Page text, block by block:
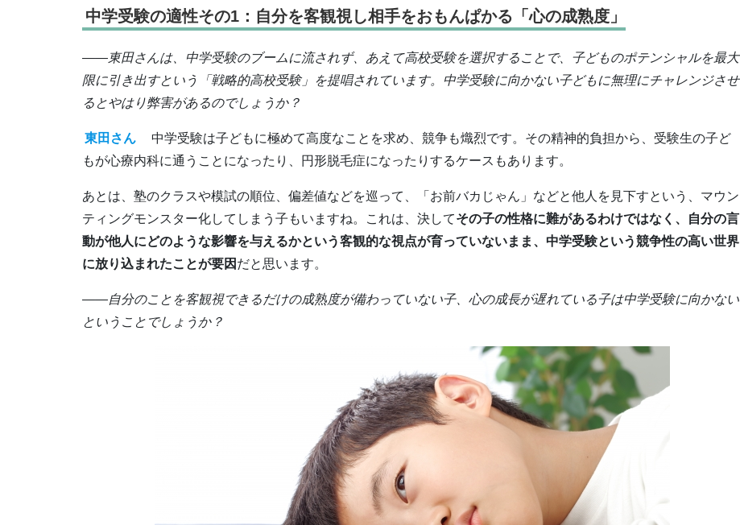
中学受験の適性その1：自分を客観視し相手をおもんぱかる「心の成熟度」
――東田さんは、中学受験のブームに流されず、あえて高校受験を選択することで、子どものポテンシャルを最大
限に引き出すという「戦略的高校受験」を提唱されています。中学受験に向かない子どもに無理にチャレンジさせ
るとやはり弊害があるのでしょうか？
東田さん
中学受験は子どもに極めて高度なことを求め、競争も熾烈です。その精神的負担から、受験生の子ど
もが心療内科に通うことになったり、円形脱毛症になったりするケースもあります。
あとは、塾のクラスや模試の順位、偏差値などを巡って、「お前バカじゃん」などと他人を見下すという、マウン
ティングモンスター化してしまう子もいますね。これは、決してその子の性格に難があるわけではなく、自分の言
動が他人にどのような影響を与えるかという客観的な視点が育っていないまま、中学受験という競争性の高い世界
に放り込まれたことが要因 だと思います。
――自分のことを客観視できるだけの成熟度が備わっていない子、心の成長が遅れている子は中学受験に向かない
ということでしょうか？